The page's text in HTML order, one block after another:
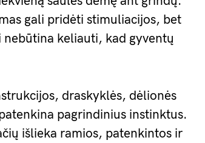
gali pridėti stimuliacijos, bet
keliauti, kad gyventų
draskyklės, dėlionės
pagrindinius instinktus.
išlieka ramios, patenkintos ir